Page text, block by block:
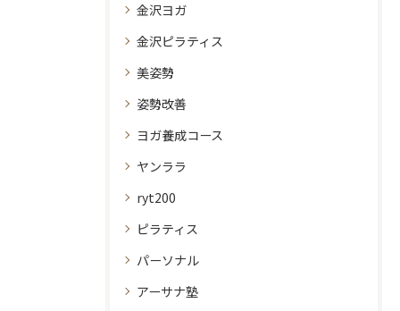
金沢ヨガ
金沢ピラティス
美姿勢
姿勢改善
ヨガ養成コース
ヤンララ
ryt200
ピラティス
パーソナル
アーサナ塾